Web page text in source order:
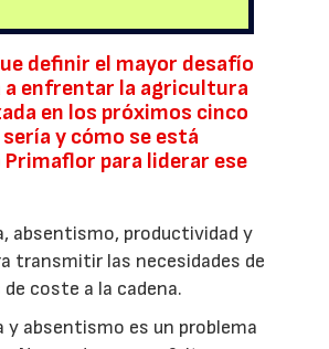
definir el mayor desafío
a enfrentar la agricultura
en los próximos cinco
y cómo se está
Primaflor para liderar ese
absentismo, productividad y
transmitir las necesidades de
coste a la cadena.
y absentismo es un problema